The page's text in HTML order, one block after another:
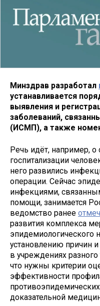
Минздрав разработал
устанавливается
выявления и
заболеваний,
(ИСМП), а также
Речь идёт, например, о
госпитализации
него развились
операции. Сейчас
инфекциями,
помощи, занимается
ведомство ранее
развития комплекса
эпидемиологического
установлению причин
в учреждениях
что нужны критерии
эффективности
доказательной